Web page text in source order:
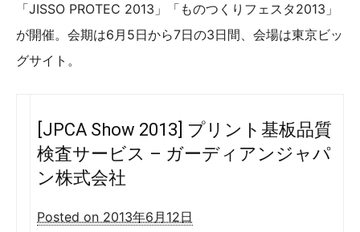
「JISSO PROTEC 2013」「ものつくりフェスタ2013」
が開催。会期は6月5日から7日の3日間、会場は東京ビッ
グサイト。
[JPCA Show 2013] プリント基板品質
検査サービス – ガーディアンジャパ
ン株式会社
Posted on 2013年6月12日